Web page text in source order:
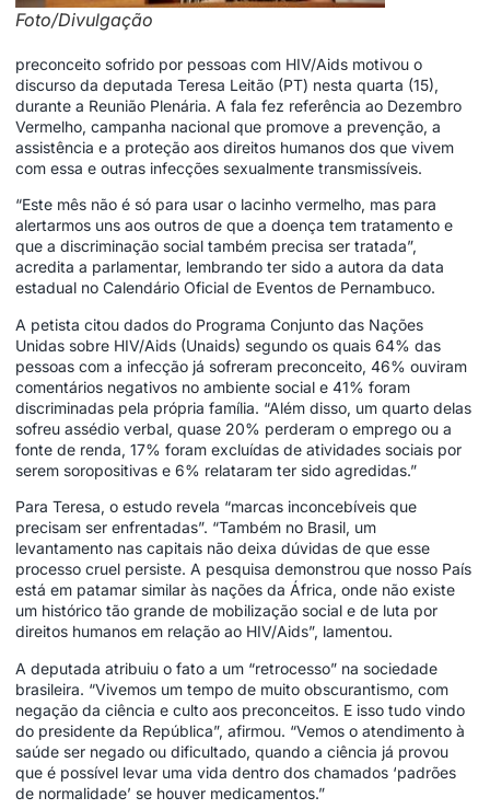
Foto/Divulgação
preconceito sofrido por pessoas com HIV/Aids motivou o
discurso da deputada Teresa Leitão (PT) nesta quarta (15),
durante a Reunião Plenária. A fala fez referência ao Dezembro
Vermelho, campanha nacional que promove a prevenção, a
assistência e a proteção aos direitos humanos dos que vivem
com essa e outras infecções sexualmente transmissíveis.
“Este mês não é só para usar o lacinho vermelho, mas para
alertarmos uns aos outros de que a doença tem tratamento e
que a discriminação social também precisa ser tratada”,
acredita a parlamentar, lembrando ter sido a autora da data
estadual no Calendário Oficial de Eventos de Pernambuco.
A petista citou dados do Programa Conjunto das Nações
Unidas sobre HIV/Aids (Unaids) segundo os quais 64% das
pessoas com a infecção já sofreram preconceito, 46% ouviram
comentários negativos no ambiente social e 41% foram
discriminadas pela própria família. “Além disso, um quarto delas
sofreu assédio verbal, quase 20% perderam o emprego ou a
fonte de renda, 17% foram excluídas de atividades sociais por
serem soropositivas e 6% relataram ter sido agredidas.”
Para Teresa, o estudo revela “marcas inconcebíveis que
precisam ser enfrentadas”. “Também no Brasil, um
levantamento nas capitais não deixa dúvidas de que esse
processo cruel persiste. A pesquisa demonstrou que nosso País
está em patamar similar às nações da África, onde não existe
um histórico tão grande de mobilização social e de luta por
direitos humanos em relação ao HIV/Aids”, lamentou.
A deputada atribuiu o fato a um “retrocesso” na sociedade
brasileira. “Vivemos um tempo de muito obscurantismo, com
negação da ciência e culto aos preconceitos. E isso tudo vindo
do presidente da República”, afirmou. “Vemos o atendimento à
saúde ser negado ou dificultado, quando a ciência já provou
que é possível levar uma vida dentro dos chamados ‘padrões
de normalidade’ se houver medicamentos.”